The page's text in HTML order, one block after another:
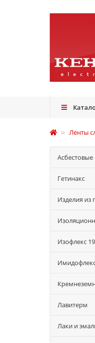
Ленты
Гетинакс
Изделия из
Изофлекс
Лавитерм
Лаки и